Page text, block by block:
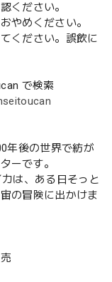
ください。
やめください。
ください。誤飲に
で検索
年後の世界で紡が
ーです。
は、ある日そっと
の冒険に出かけま
売